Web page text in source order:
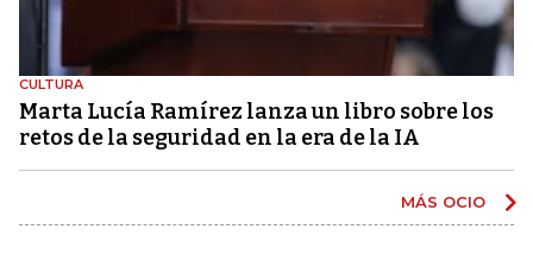
CULTURA
Marta Lucía Ramírez lanza un libro sobre los
retos de la seguridad en la era de la IA
MÁS OCIO